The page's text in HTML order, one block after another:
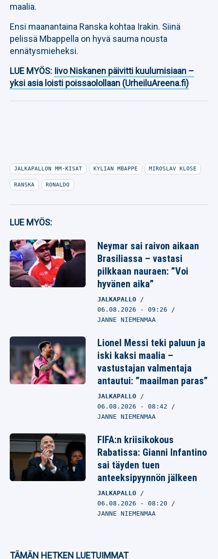
maalia.
Ensi maanantaina Ranska kohtaa Irakin. Siinä
pelissä Mbappella on hyvä sauma nousta
ennätysmieheksi.
LUE MYÖS: Iivo Niskanen päivitti kuulumisiaan –
yksi asia loisti poissaolollaan (UrheiluAreena.fi)
JALKAPALLON MM-KISAT KYLIAN MBAPPE MIROSLAV KLOSE
RANSKA RONALDO
LUE MYÖS:
Neymar sai raivon aikaan
Brasiliassa – vastasi
pilkkaan nauraen: ”Voi
hyvänen aika”
JALKAPALLO
06.08.2026 - 09:26
JANNE NIEMENMAA
Lionel Messi teki paluun ja
iski kaksi maalia –
vastustajan valmentaja
antautui: ”maailman paras”
JALKAPALLO
06.08.2026 - 08:42
JANNE NIEMENMAA
FIFA:n kriisikokous
Rabatissa: Gianni Infantino
sai täyden tuen
anteeksipyynnön jälkeen
JALKAPALLO
06.08.2026 - 08:20
JANNE NIEMENMAA
TÄMÄN HETKEN LUETUIMMAT